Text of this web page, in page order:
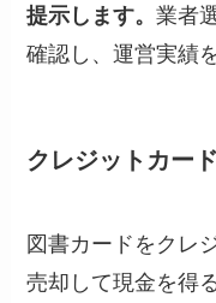
提示します。業者
確認し、運営実績
クレジットカー
図書カードをクレ
売却して現金を得